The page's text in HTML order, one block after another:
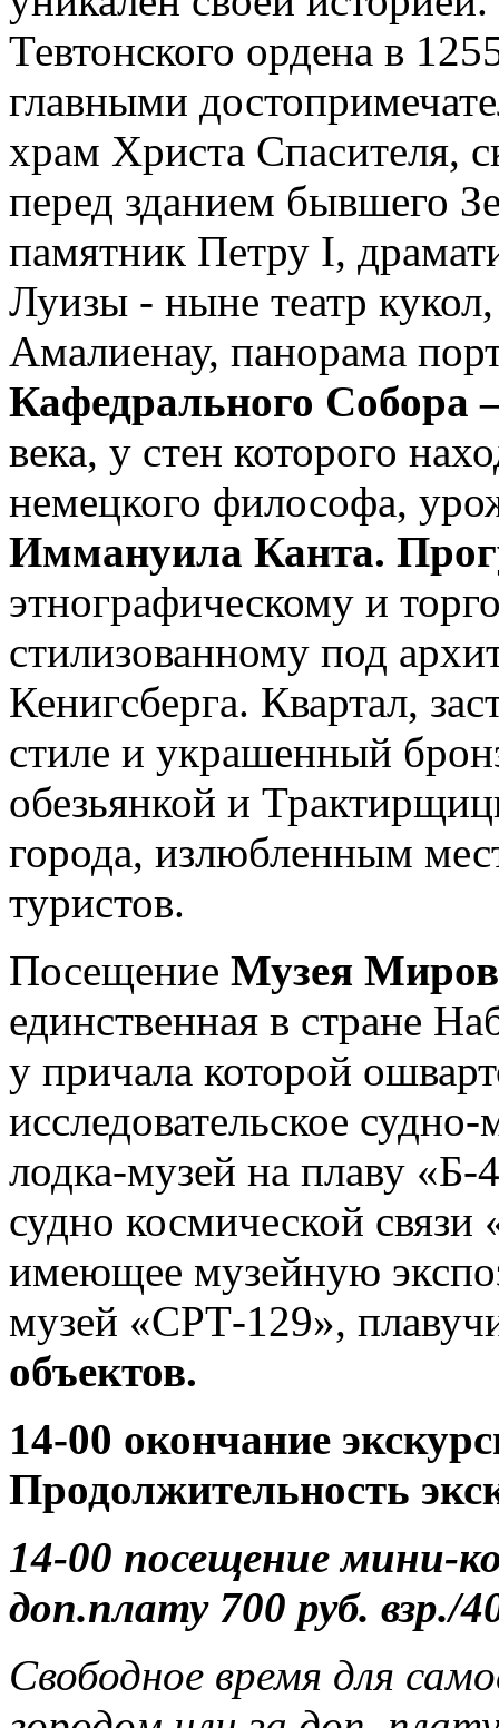
Тевтонского ордена в
главными
храм Христа Спасителя,
перед зданием бывшего
памятник Петру I,
Луизы - ныне театр
Амалиенау, панорама
Кафедрального Собора
века, у стен которого
немецкого философа,
Иммануила Канта.
этнографическому и
стилизованному под
Кенигсберга. Квартал,
стиле и украшенный
обезьянкой и
города, излюбленным
туристов.
Посещение Музея
единственная в стране
у причала которой
исследовательское
лодка-музей на плаву «Б-
судно космической
имеющее музейную
музей «СРТ-129»,
объектов.
14-00 окончание
Продолжительность
14-00 посещение мини-
доп.плату 700 руб. взр./
Свободное время для